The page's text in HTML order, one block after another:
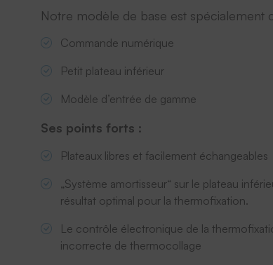
Notre modèle de base est spécialement
Commande numérique
Petit plateau inférieur
Modèle d’entrée de gamme
Ses points forts :
Plateaux libres et facilement échangeables
„Système amortisseur“ sur le plateau
résultat optimal pour la thermofixation.
Le contrôle électronique de la
incorrecte de thermocollage